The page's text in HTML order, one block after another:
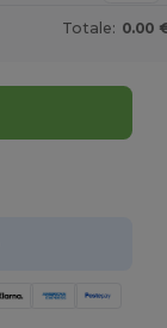
Totale: 0.00